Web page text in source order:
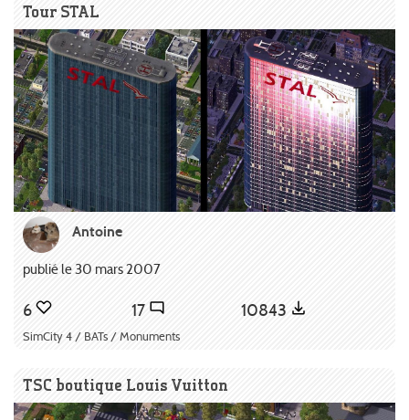
Tour STAL
Antoine
publié le 30 mars 2007
6 17 10843
SimCity 4 / BATs / Monuments
TSC boutique Louis Vuitton